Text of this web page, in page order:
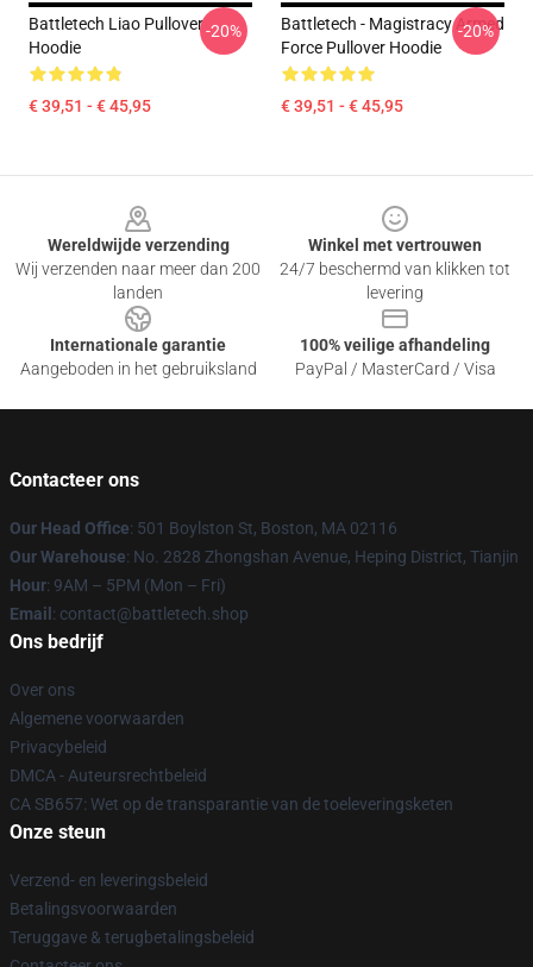
Battletech Liao Pullover
Hoodie
€ 39,51 - € 45,95
-20%
Battletech - Magistracy Armed
Force Pullover Hoodie
€ 39,51 - € 45,95
-20%
Wereldwijde verzending
Wij verzenden naar meer dan 200
landen
Winkel met vertrouwen
24/7 beschermd van klikken tot
levering
Internationale garantie
Aangeboden in het gebruiksland
100% veilige afhandeling
PayPal / MasterCard / Visa
Contacteer ons
Our Head Office: 501 Boylston St, Boston, MA 02116
Our Warehouse: No. 2828 Zhongshan Avenue, Heping District, Tianjin
Hour: 9AM – 5PM (Mon – Fri)
Email : contact@battletech.shop
Ons bedrijf
Over ons
Algemene voorwaarden
Privacybeleid
DMCA - Auteursrechtbeleid
CA SB657: Wet op de transparantie van de toeleveringsketen
Onze steun
Verzend- en leveringsbeleid
Betalingsvoorwaarden
Teruggave & terugbetalingsbeleid